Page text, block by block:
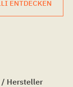
ENTDECKEN
/ Hersteller